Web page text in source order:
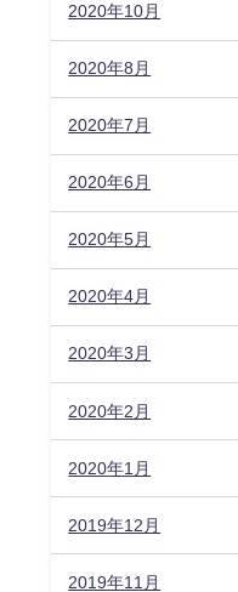
2020年10月
2020年8月
2020年7月
2020年6月
2020年5月
2020年4月
2020年3月
2020年2月
2020年1月
2019年12月
2019年11月